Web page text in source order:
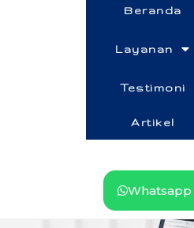
Beranda
Layanan
Testimoni
Artikel
Whatsapp